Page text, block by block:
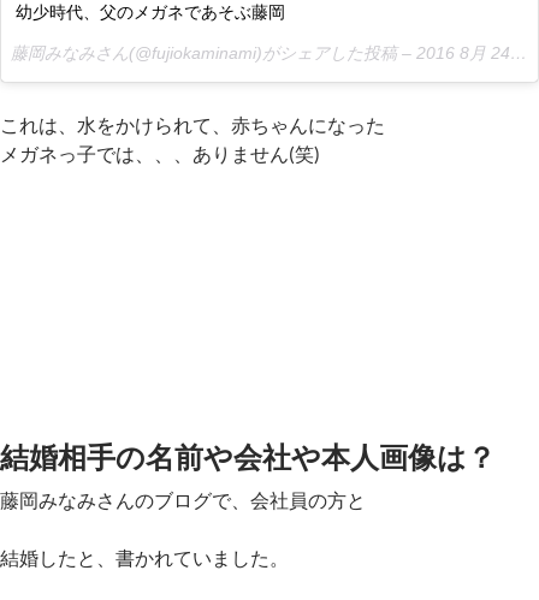
幼少時代、父のメガネであそぶ藤岡
藤岡みなみさん(@fujiokaminami)がシェアした投稿 – 2016 8月 24 8:04午後 PDT
これは、水をかけられて、赤ちゃんになった
メガネっ子では、、、ありません(笑)
結婚相手の名前や会社や本人画像は？
藤岡みなみさんのブログで、会社員の方と
結婚したと、書かれていました。